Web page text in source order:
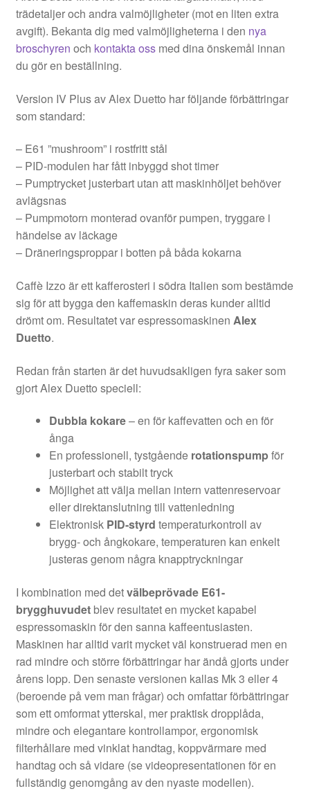
trädetaljer och andra valmöjligheter (mot en liten extra
avgift). Bekanta dig med valmöjligheterna i den nya
broschyren och kontakta ossmed dina önskemål innan
du gör en beställning.
Version IV Plus av Alex Duetto har följande förbättringar
som standard:
– E61 ”mushroom” i rostfritt stål
– PID-modulen har fått inbyggd shot timer
– Pumptrycket justerbart utan att maskinhöljet behöver
avlägsnas
– Pumpmotorn monterad ovanför pumpen, tryggare i
händelse av läckage
– Dräneringsproppar i botten på båda kokarna
Caffè Izzo är ett kafferosteri i södra Italien som bestämde
sig för att bygga den kaffemaskin deras kunder alltid
drömt om. Resultatet var espressomaskinen Alex
Duetto.
Redan från starten är det huvudsakligen fyra saker som
gjort Alex Duetto speciell:
Dubbla kokare– en för kaffevatten och en för
ånga
En professionell, tystgående rotationspump för
justerbart och stabilt tryck
Möjlighet att välja mellan intern vattenreservoar
eller direktanslutning till vattenledning
Elektronisk PID-styrd temperaturkontroll av
brygg- och ångkokare, temperaturen kan enkelt
justeras genom några knapptryckningar
I kombination med detvälbeprövade E61-
brygghuvudetblev resultatet en mycket kapabel
espressomaskin för den sanna kaffeentusiasten.
Maskinen har alltid varit mycket väl konstruerad men en
rad mindre och större förbättringar har ändå gjorts under
årens lopp. Den senaste versionen kallas Mk 3 eller 4
(beroende på vem man frågar) och omfattar förbättringar
som ett omformat ytterskal, mer praktisk dropplåda,
mindre och elegantare kontrollampor, ergonomisk
filterhållare med vinklat handtag, koppvärmare med
handtag och så vidare (se videopresentationen för en
fullständig genomgång av den nyaste modellen).